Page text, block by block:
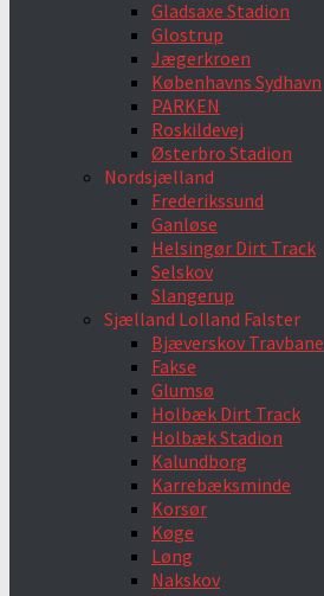
Gladsaxe Stadion
Glostrup
Jægerkroen
Københavns Sydhavn
PARKEN
Roskildevej
Østerbro Stadion
Nordsjælland
Frederikssund
Ganløse
Helsingør Dirt Track
Selskov
Slangerup
Sjælland Lolland Falster
Bjæverskov Travbane
Fakse
Glumsø
Holbæk Dirt Track
Holbæk Stadion
Kalundborg
Karrebæksminde
Korsør
Køge
Løng
Nakskov